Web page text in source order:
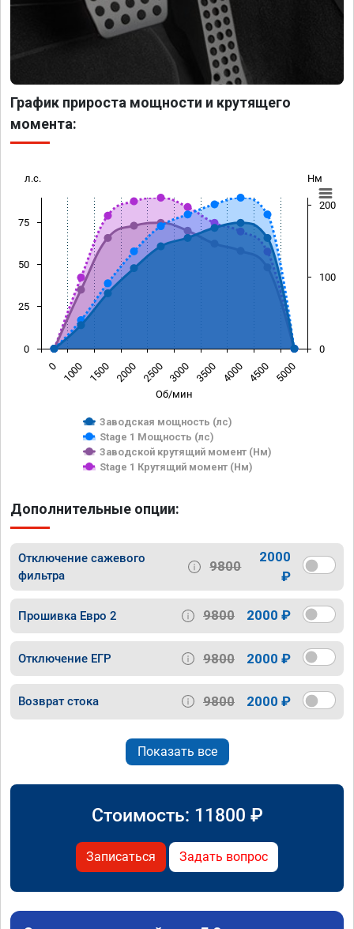
График прироста мощности и крутящего
момента:
Об/мин
л.с. Нм
Заводская мощность (лс)
Stage 1 Мощность (лс)
Заводской крутящий момент (Нм)
Stage 1 Крутящий момент (Нм)
0 1000 1500 2000 2500 3000 3500 4000 4500 5000
0
25
50
75
0
100
200
Дополнительные опции:
Отключение сажевого
фильтра
9800
2000
₽
Прошивка Евро 2 9800 2000 ₽
Отключение ЕГР 9800 2000 ₽
Возврат стока 9800 2000 ₽
Показать все
Стоимость: 11800 ₽
Записаться Задать вопрос